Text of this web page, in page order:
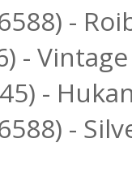
-
-
-
-